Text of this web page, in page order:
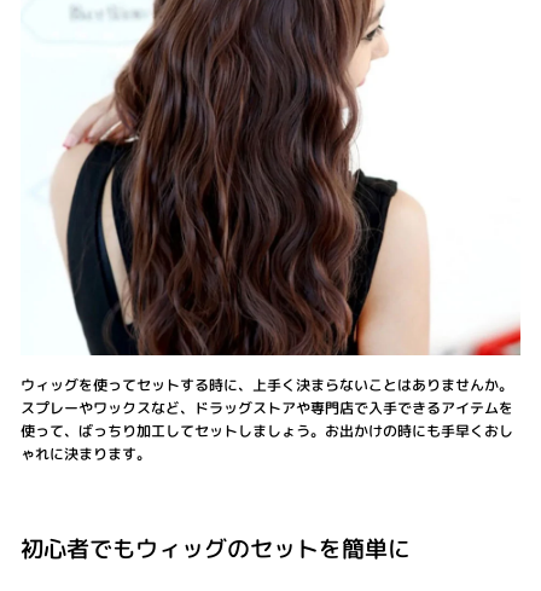
ウィッグを使ってセットする時に、上手く決まらないことはありませんか。
スプレーやワックスなど、ドラッグストアや専門店で入手できるアイテムを
使って、ばっちり加工してセットしましょう。お出かけの時にも手早くおし
ゃれに決まります。
初心者でもウィッグのセットを簡単に